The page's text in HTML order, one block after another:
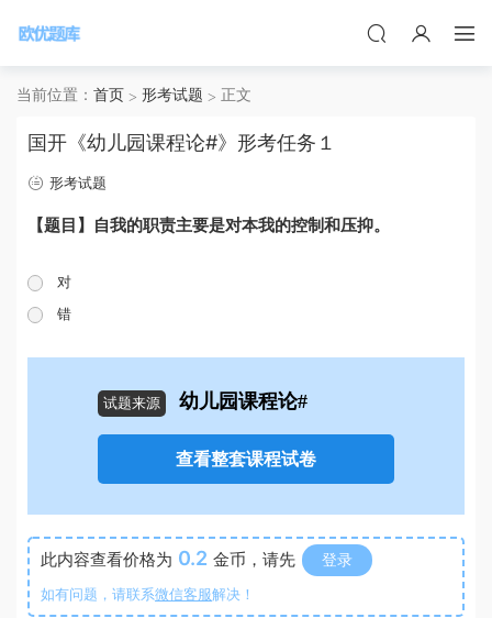
当前位置： 首页 形考试题 正文
国开《幼儿园课程论#》形考任务１
形考试题
【题目】自我的职责主要是对本我的控制和压抑。
对
错
试题来源 幼儿园课程论#
查看整套课程试卷
此内容查看价格为 0.2 金币，请先 登录
如有问题，请联系微信客服解决！